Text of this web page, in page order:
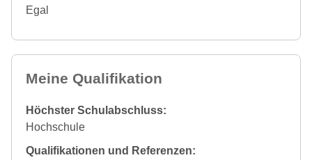
Egal
Meine Qualifikation
Höchster Schulabschluss:
Hochschule
Qualifikationen und Referenzen: